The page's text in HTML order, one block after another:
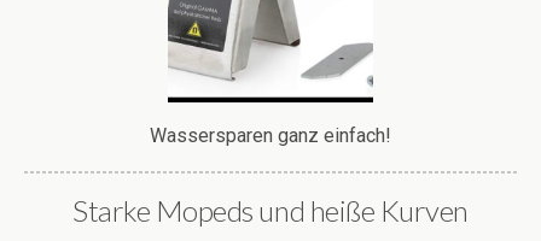
Wassersparen ganz einfach!
Starke Mopeds und heiße Kurven